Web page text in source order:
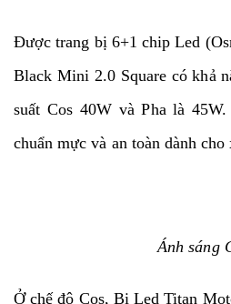
Được trang bị 6+1 chip Led
Black Mini 2.0 Square có khả
suất Cos 40W và Pha là
chuẩn mực và an toàn dành cho
Ánh sáng
Ở chế độ Cos, Bi Led Titan